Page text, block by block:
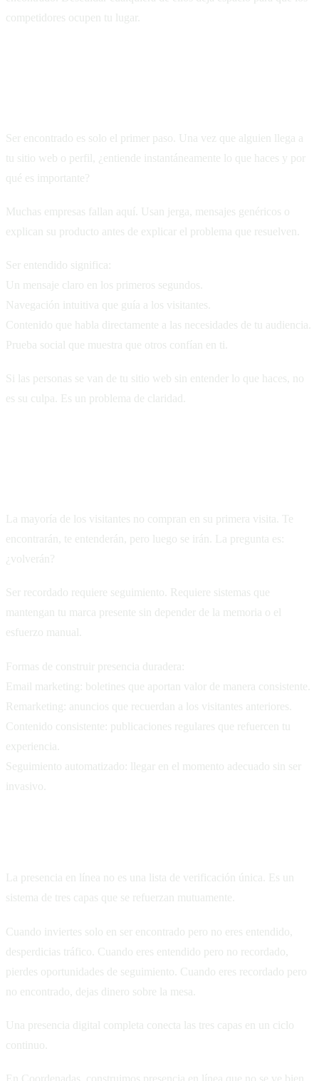
competidores ocupen tu lugar.
Ser encontrado es solo el primer paso. Una vez que alguien llega a
tu sitio web o perfil, ¿entiende instantáneamente lo que haces y por
qué es importante?
Muchas empresas fallan aquí. Usan jerga, mensajes genéricos o
explican su producto antes de explicar el problema que resuelven.
Ser entendido significa:
Un mensaje claro en los primeros segundos.
Navegación intuitiva que guía a los visitantes.
Contenido que habla directamente a las necesidades de tu audiencia.
Prueba social que muestra que otros confían en ti.
Si las personas se van de tu sitio web sin entender lo que haces, no
es su culpa. Es un problema de claridad.
La mayoría de los visitantes no compran en su primera visita. Te
encontrarán, te entenderán, pero luego se irán. La pregunta es:
¿volverán?
Ser recordado requiere seguimiento. Requiere sistemas que
mantengan tu marca presente sin depender de la memoria o el
esfuerzo manual.
Formas de construir presencia duradera:
Email marketing: boletines que aportan valor de manera consistente.
Remarketing: anuncios que recuerdan a los visitantes anteriores.
Contenido consistente: publicaciones regulares que refuercen tu
experiencia.
Seguimiento automatizado: llegar en el momento adecuado sin ser
invasivo.
La presencia en línea no es una lista de verificación única. Es un
sistema de tres capas que se refuerzan mutuamente.
Cuando inviertes solo en ser encontrado pero no eres entendido,
desperdicias tráfico. Cuando eres entendido pero no recordado,
pierdes oportunidades de seguimiento. Cuando eres recordado pero
no encontrado, dejas dinero sobre la mesa.
Una presencia digital completa conecta las tres capas en un ciclo
continuo.
En Coordenadas, construimos presencia en línea que no se ve bien